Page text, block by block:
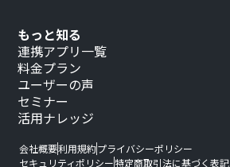
もっと知る
連携アプリ一覧
料金プラン
ユーザーの声
セミナー
活用ナレッジ
会社概要利用規約プライバシーポリシー
セキュリティポリシー特定商取引法に基づく表記